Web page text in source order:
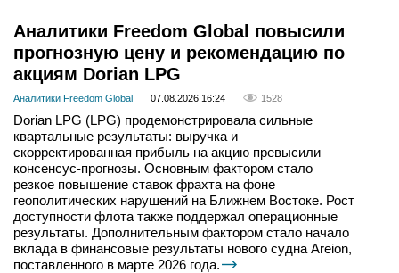
Аналитики Freedom Global повысили
прогнозную цену и рекомендацию по
акциям Dorian LPG
Аналитики Freedom Global 07.08.2026 16:24 1528
Dorian LPG (LPG) продемонстрировала сильные
квартальные результаты: выручка и
скорректированная прибыль на акцию превысили
консенсус-прогнозы. Основным фактором стало
резкое повышение ставок фрахта на фоне
геополитических нарушений на Ближнем Востоке. Рост
доступности флота также поддержал операционные
результаты. Дополнительным фактором стало начало
вклада в финансовые результаты нового судна Areion,
поставленного в марте 2026 года.